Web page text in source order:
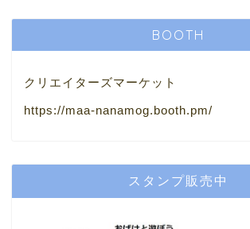
BOOTH
クリエイターズマーケット
https://maa-nanamog.booth.pm/
スタンプ販売中